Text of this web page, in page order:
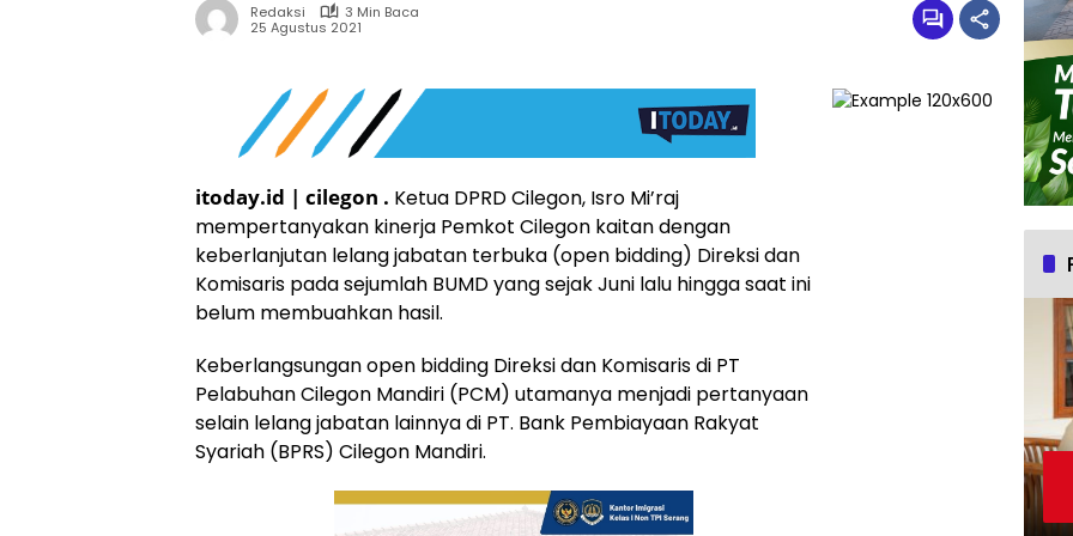
Redaksi
3 Min Baca
25 Agustus 2021
itoday.id | cilegon . Ketua DPRD Cilegon, Isro Mi’raj
mempertanyakan kinerja Pemkot Cilegon kaitan dengan
keberlanjutan lelang jabatan terbuka (open bidding) Direksi dan
Komisaris pada sejumlah BUMD yang sejak Juni lalu hingga saat ini
belum membuahkan hasil.
Keberlangsungan open bidding Direksi dan Komisaris di PT
Pelabuhan Cilegon Mandiri (PCM) utamanya menjadi pertanyaan
selain lelang jabatan lainnya di PT. Bank Pembiayaan Rakyat
Syariah (BPRS) Cilegon Mandiri.